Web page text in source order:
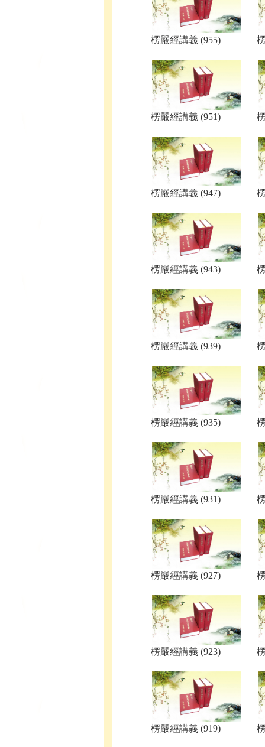
楞嚴經講義 (955)
楞嚴經講義 (951)
楞嚴經講義 (947)
楞嚴經講義 (943)
楞嚴經講義 (939)
楞嚴經講義 (935)
楞嚴經講義 (931)
楞嚴經講義 (927)
楞嚴經講義 (923)
楞嚴經講義 (919)